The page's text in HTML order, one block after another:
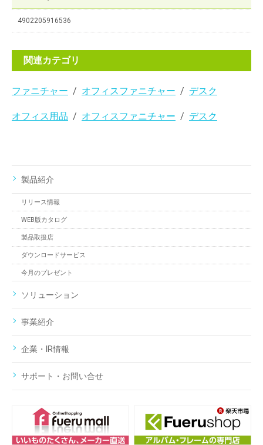
4902205916536
関連カテゴリ
ファニチャー オフィスファニチャー デスク
オフィス用品 オフィスファニチャー デスク
製品紹介
リリース情報
WEB版カタログ
製品取扱店
ダウンロードサービス
今月のプレゼント
ソリューション
事業紹介
企業・IR情報
サポート・お問い合せ